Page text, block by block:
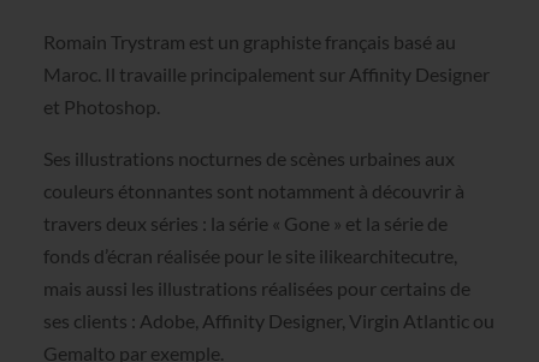
Romain Trystram est un graphiste français basé au
Maroc. Il travaille principalement sur Affinity Designer
et Photoshop.
Ses illustrations nocturnes de scènes urbaines aux
couleurs étonnantes sont notamment à découvrir à
travers deux séries : la série « Gone » et la série de
fonds d’écran réalisée pour le site ilikearchitecutre,
mais aussi les illustrations réalisées pour certains de
ses clients : Adobe, Affinity Designer, Virgin Atlantic ou
Gemalto par exemple.